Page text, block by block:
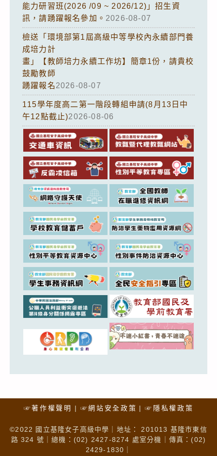
能力研習班(2026 /09 ~ 2026/12)」招生資
訊，請踴躍報名參加。 2026-08-07
檢送「環境部第1屆高級中等學校內永續部門養
成培力計
畫」【教師培力永續工作坊】簡章1份，請貴校
鼓勵教師
踴躍報名2026-08-07
115學年度高二第一階段轉組申請(8月13日中
午12點截止)2026-08-06
☞著作權聲明 ☞網站安全政策 ☞隱私權政策
©2022 國立基隆女子高級中學｜地址： 201013 基隆市東信
路 324 號｜總機：(02) 2427-8274 處室分機｜傳真：(02)
2429-1830｜